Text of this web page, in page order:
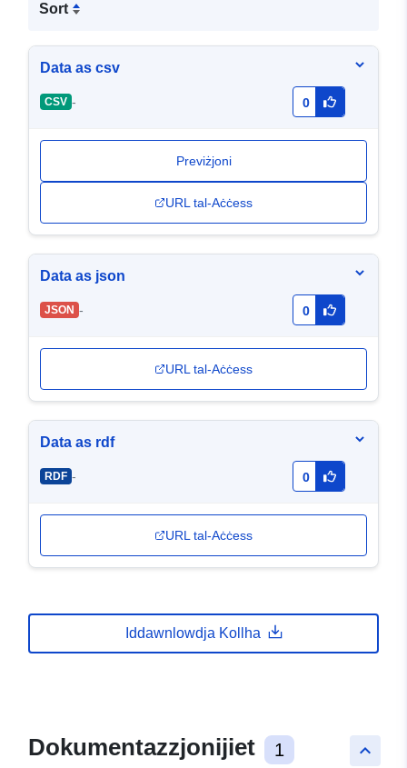
Sort
Data as csv
CSV - 0
Previżjoni
URL tal-Aċċess
Data as json
JSON - 0
URL tal-Aċċess
Data as rdf
RDF - 0
URL tal-Aċċess
Iddawnlowdja Kollha
keyboard_arrow_up
Dokumentazzjonijiet 1